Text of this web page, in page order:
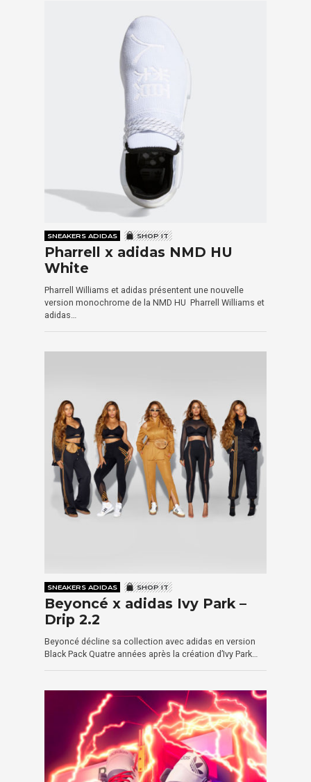
SNEAKERS ADIDAS SHOP IT
Pharrell x adidas NMD HU
White
Pharrell Williams et adidas présentent une nouvelle
version monochrome de la NMD HU Pharrell Williams et
adidas…
SNEAKERS ADIDAS SHOP IT
Beyoncé x adidas Ivy Park –
Drip 2.2
Beyoncé décline sa collection avec adidas en version
Black Pack Quatre années après la création d’Ivy Park…